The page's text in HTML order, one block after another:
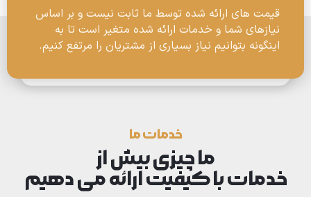
قیمت های ارائه شده توسط ما ثابت نیست و بر اساس
نیازهای شما و خدمات ارائه شده متغیر است تا به
اینگونه بتوانیم نیاز بسیاری از مشتریان را مرتفع کنیم.
خدمات ما
ما چیزی بیش از
خدمات با کیفیت ارائه می دهیم